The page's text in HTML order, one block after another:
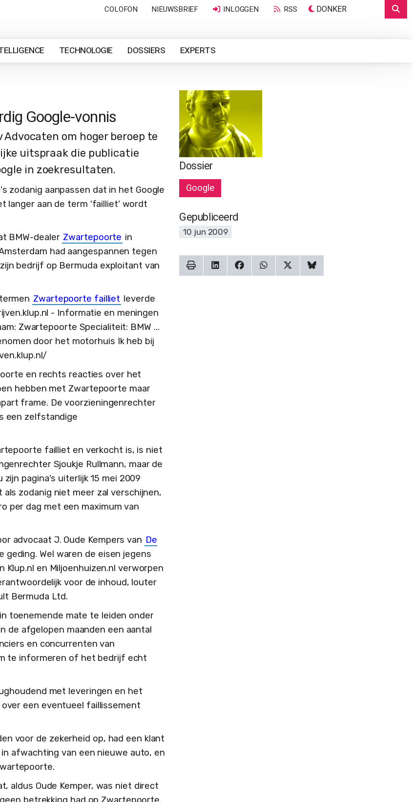
COLOFON NIEUWSBRIEF INLOGGEN RSS DONKER
TECHNOLOGIE DOSSIERS EXPERTS
Google-vonnis
om hoger beroep te
uitspraak die publicatie
in zoekresultaten.
zodanig aanpassen dat in het Google
langer aan de term 'failliet' wordt
BMW-dealer Zwartepoorte in
had aangespannen tegen
bedrijf op Bermuda exploitant van
Zwartepoorte failliet leverde
- Informatie en meningen
Zwartepoorte Specialiteit: BMW ...
door het motorhuis Ik heb bij
en rechts reacties over het
hebben met Zwartepoorte maar
frame. De voorzieningenrechter
een zelfstandige
failliet en verkocht is, is niet
Sjoukje Rullmann, maar de
pagina's uiterlijk 15 mei 2009
zodanig niet meer zal verschijnen,
per dag met een maximum van
advocaat J. Oude Kempers van De
geding. Wel waren de eisen jegens
en Miljoenhuizen.nl verworpen
voor de inhoud, louter
Bermuda Ltd.
toenemende mate te leiden onder
de afgelopen maanden een aantal
en concurrenten van
te informeren of het bedrijf echt
met leveringen en het
over een eventueel faillissement
voor de zekerheid op, had een klant
afwachting van een nieuwe auto, en
aldus Oude Kemper, was niet direct
betrekking had op Zwartepoorte.
Dossier
Google
Gepubliceerd
10 jun 2009